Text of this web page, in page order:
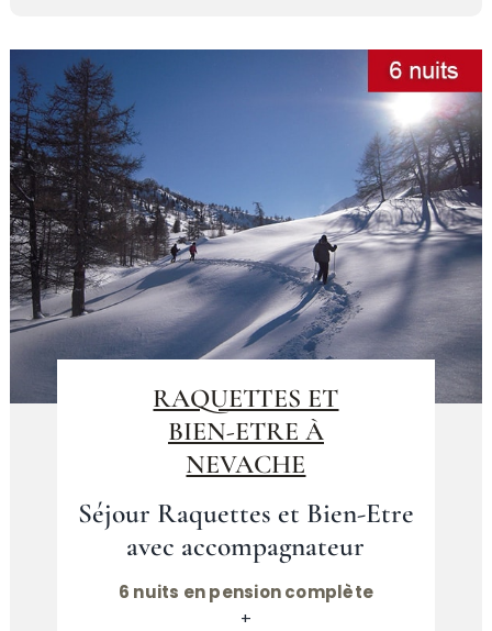
RAQUETTES ET
BIEN-ETRE À
NEVACHE
Séjour Raquettes et Bien-Etre
avec accompagnateur
6 nuits en pension complète
+